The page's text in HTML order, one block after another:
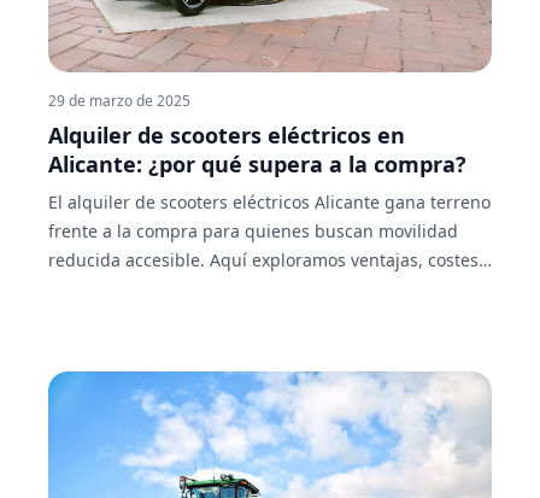
29 de marzo de 2025
Alquiler de scooters eléctricos en
Alicante: ¿por qué supera a la compra?
El alquiler de scooters eléctricos Alicante gana terreno
frente a la compra para quienes buscan movilidad
reducida accesible. Aquí exploramos ventajas, costes